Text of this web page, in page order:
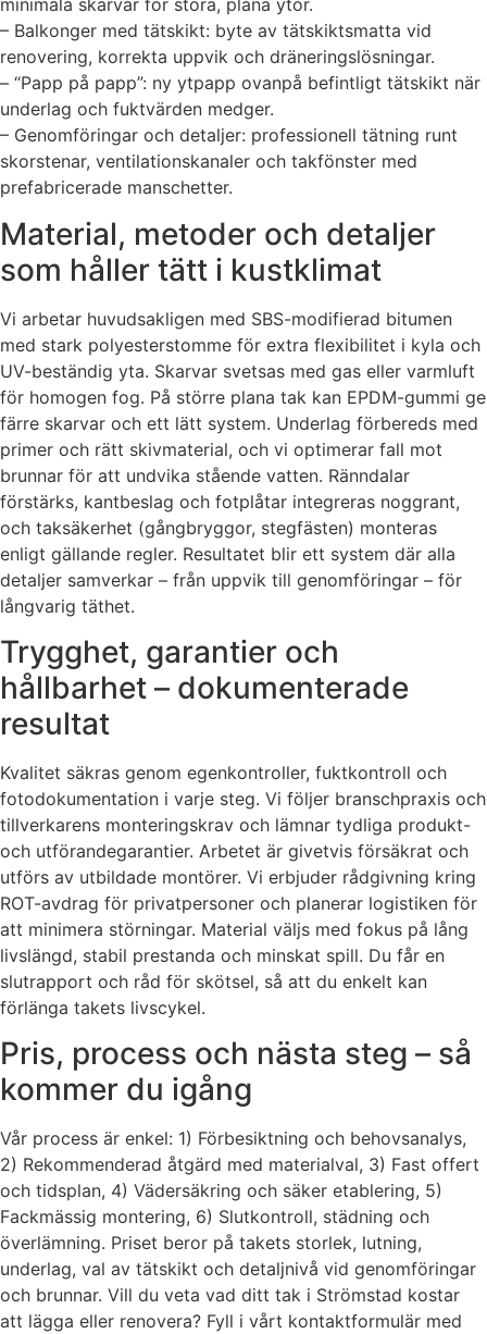
minimala skarvar för stora, plana ytor.
– Balkonger med tätskikt: byte av tätskiktsmatta vid
renovering, korrekta uppvik och dräneringslösningar.
– “Papp på papp”: ny ytpapp ovanpå befintligt tätskikt när
underlag och fuktvärden medger.
– Genomföringar och detaljer: professionell tätning runt
skorstenar, ventilationskanaler och takfönster med
prefabricerade manschetter.
Material, metoder och detaljer
som håller tätt i kustklimat
Vi arbetar huvudsakligen med SBS-modifierad bitumen
med stark polyesterstomme för extra flexibilitet i kyla och
UV-beständig yta. Skarvar svetsas med gas eller varmluft
för homogen fog. På större plana tak kan EPDM-gummi ge
färre skarvar och ett lätt system. Underlag förbereds med
primer och rätt skivmaterial, och vi optimerar fall mot
brunnar för att undvika stående vatten. Ränndalar
förstärks, kantbeslag och fotplåtar integreras noggrant,
och taksäkerhet (gångbryggor, stegfästen) monteras
enligt gällande regler. Resultatet blir ett system där alla
detaljer samverkar – från uppvik till genomföringar – för
långvarig täthet.
Trygghet, garantier och
hållbarhet – dokumenterade
resultat
Kvalitet säkras genom egenkontroller, fuktkontroll och
fotodokumentation i varje steg. Vi följer branschpraxis och
tillverkarens monteringskrav och lämnar tydliga produkt-
och utförandegarantier. Arbetet är givetvis försäkrat och
utförs av utbildade montörer. Vi erbjuder rådgivning kring
ROT-avdrag för privatpersoner och planerar logistiken för
att minimera störningar. Material väljs med fokus på lång
livslängd, stabil prestanda och minskat spill. Du får en
slutrapport och råd för skötsel, så att du enkelt kan
förlänga takets livscykel.
Pris, process och nästa steg – så
kommer du igång
Vår process är enkel: 1) Förbesiktning och behovsanalys,
2) Rekommenderad åtgärd med materialval, 3) Fast offert
och tidsplan, 4) Vädersäkring och säker etablering, 5)
Fackmässig montering, 6) Slutkontroll, städning och
överlämning. Priset beror på takets storlek, lutning,
underlag, val av tätskikt och detaljnivå vid genomföringar
och brunnar. Vill du veta vad ditt tak i Strömstad kostar
att lägga eller renovera? Fyll i vårt kontaktformulär med